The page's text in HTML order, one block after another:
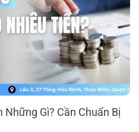
Những Gì? Cần Chuẩn Bị